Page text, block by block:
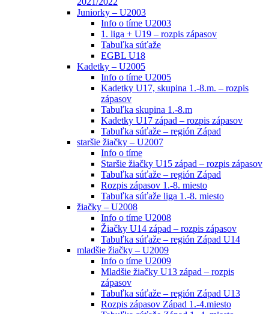
Juniorky – U2003
Info o tíme U2003
1. liga + U19 – rozpis zápasov
Tabuľka súťaže
EGBL U18
Kadetky – U2005
Info o tíme U2005
Kadetky U17, skupina 1.-8.m. – rozpis
zápasov
Tabuľka skupina 1.-8.m
Kadetky U17 západ – rozpis zápasov
Tabuľka súťaže – región Západ
staršie žiačky – U2007
Info o tíme
Staršie žiačky U15 západ – rozpis zápasov
Tabuľka súťaže – región Západ
Rozpis zápasov 1.-8. miesto
Tabuľka súťaže liga 1.-8. miesto
žiačky – U2008
Info o tíme U2008
Žiačky U14 západ – rozpis zápasov
Tabuľka súťaže – región Západ U14
mladšie žiačky – U2009
Info o tíme U2009
Mladšie žiačky U13 západ – rozpis
zápasov
Tabuľka súťaže – región Západ U13
Rozpis zápasov Západ 1.-4.miesto